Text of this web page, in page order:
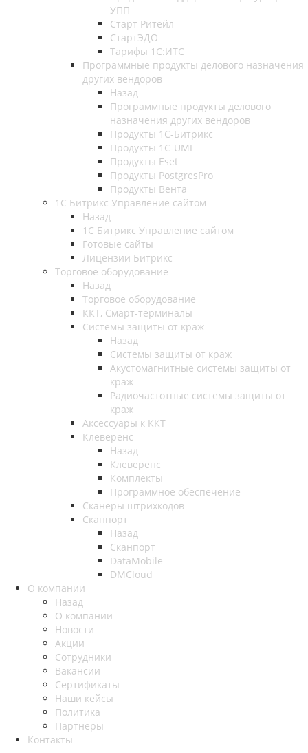
УПП
Старт Ритейл
СтартЭДО
Тарифы 1С:ИТС
Программные продукты делового назначения
других вендоров
Назад
Программные продукты делового
назначения других вендоров
Продукты 1C-Битрикс
Продукты 1С-UMI
Продукты Eset
Продукты PostgresPro
Продукты Вента
1С Битрикс Управление сайтом
Назад
1С Битрикс Управление сайтом
Готовые сайты
Лицензии Битрикс
Торговое оборудование
Назад
Торговое оборудование
ККТ, Смарт-терминалы
Системы защиты от краж
Назад
Системы защиты от краж
Акустомагнитные системы защиты от
краж
Радиочастотные системы защиты от
краж
Аксессуары к ККТ
Клеверенс
Назад
Клеверенс
Комплекты
Программное обеспечение
Сканеры штрихкодов
Сканпорт
Назад
Сканпорт
DataMobile
DMCloud
О компании
Назад
О компании
Новости
Акции
Сотрудники
Вакансии
Сертификаты
Наши кейсы
Политика
Партнеры
Контакты